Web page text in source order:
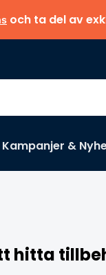
och ta del av
Kampanjer &